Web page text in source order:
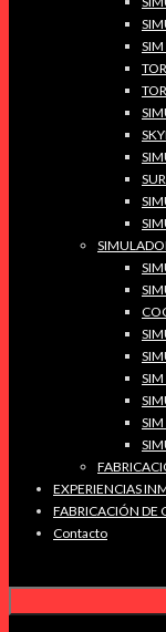
SIM
SIM
EXPERIENCIAS
FABRICACIÓN DE
Contacto